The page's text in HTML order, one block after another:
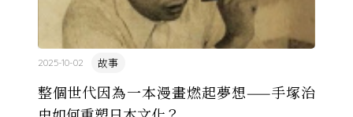
整個世代因為一本漫畫燃起夢想——手塚治
故事
2025-10-02